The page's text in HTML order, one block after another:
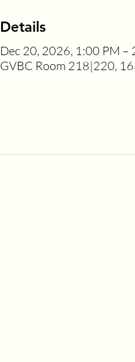
Details
Dec 20, 2026, 1:00 PM –
GVBC Room 218|220,